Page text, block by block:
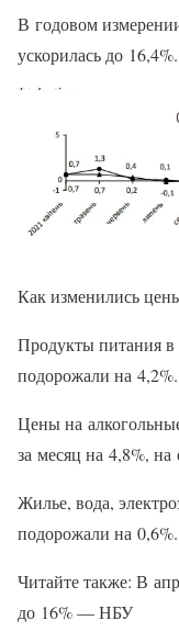
В годовом
ускорилась до 16,4%.
Как изменились
Продукты питания в
подорожали на 4,2%.
Цены на
за месяц на 4,8%,
Жилье, вода,
подорожали на 0,6%.
Читайте также: В
до 16% — НБУ